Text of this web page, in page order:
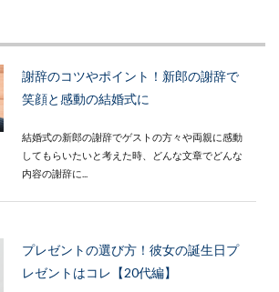
謝辞のコツやポイント！新郎の謝辞で
笑顔と感動の結婚式に
結婚式の新郎の謝辞でゲストの方々や両親に感動
してもらいたいと考えた時、どんな文章でどんな
内容の謝辞に...
プレゼントの選び方！彼女の誕生日プ
レゼントはコレ【20代編】